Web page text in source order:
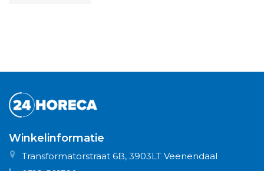
Winkelinformatie
Transformatorstraat 6B, 3903LT Veenendaal